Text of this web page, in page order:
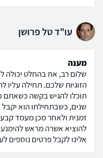
עו"ד טל פרושן
מענה
שלום רב, את בהחלט יכולה
הזוגיות שלכם. תחילה עליו
תוכלו להגיש בקשה כשאתם
שנים, כשבתחילתו הוא
זמנית ולאחר מכן מעמד
להוציא אשרה מראש להימנע
אלינו לקבל פרטים נוספים